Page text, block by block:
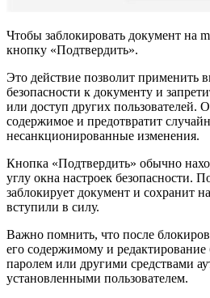
Чтобы заблокировать документ на
кнопку «Подтвердить».
Это действие позволит применить
безопасности к документу и
или доступ других пользователей.
содержимое и предотвратит
несанкционированные изменения.
Кнопка «Подтвердить» обычно
углу окна настроек безопасности.
заблокирует документ и сохранит
вступили в силу.
Важно помнить, что после
его содержимому и редактирование
паролем или другими средствами
установленными пользователем.